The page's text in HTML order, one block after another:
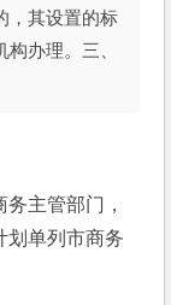
，其设置的标
办理。三、
主管部门，
划单列市商务